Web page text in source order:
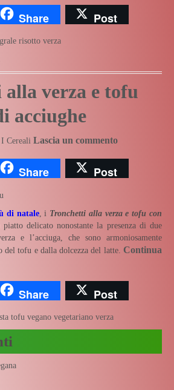
Share Post
risotto verza
verza e tofu
acciughe
I Cereali Lascia un commento
Share Post
di natale, i Tronchetti alla verza e tofu con
delicato nonostante la presenza di due
e l’acciuga, che sono armoniosamente
del tofu e dalla dolcezza del latte. Continua
Share Post
tofu vegano vegetariano verza